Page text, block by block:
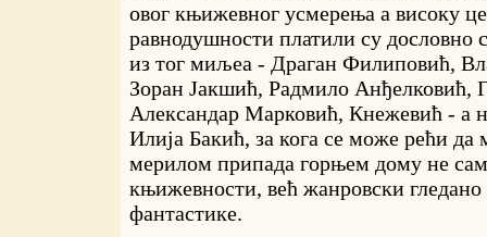
овог књижевног усмерења а високу
равнодушности платили су дословно
из тог миљеа - Драган Филиповић,
Зоран Јакшић, Радмило Анђелковић,
Александар Марковић, Кнежевић - а
Илија Бакић, за кога се може рећи да
мерилом припада горњем дому не
књижевности, већ жанровски гледано
фантастике.